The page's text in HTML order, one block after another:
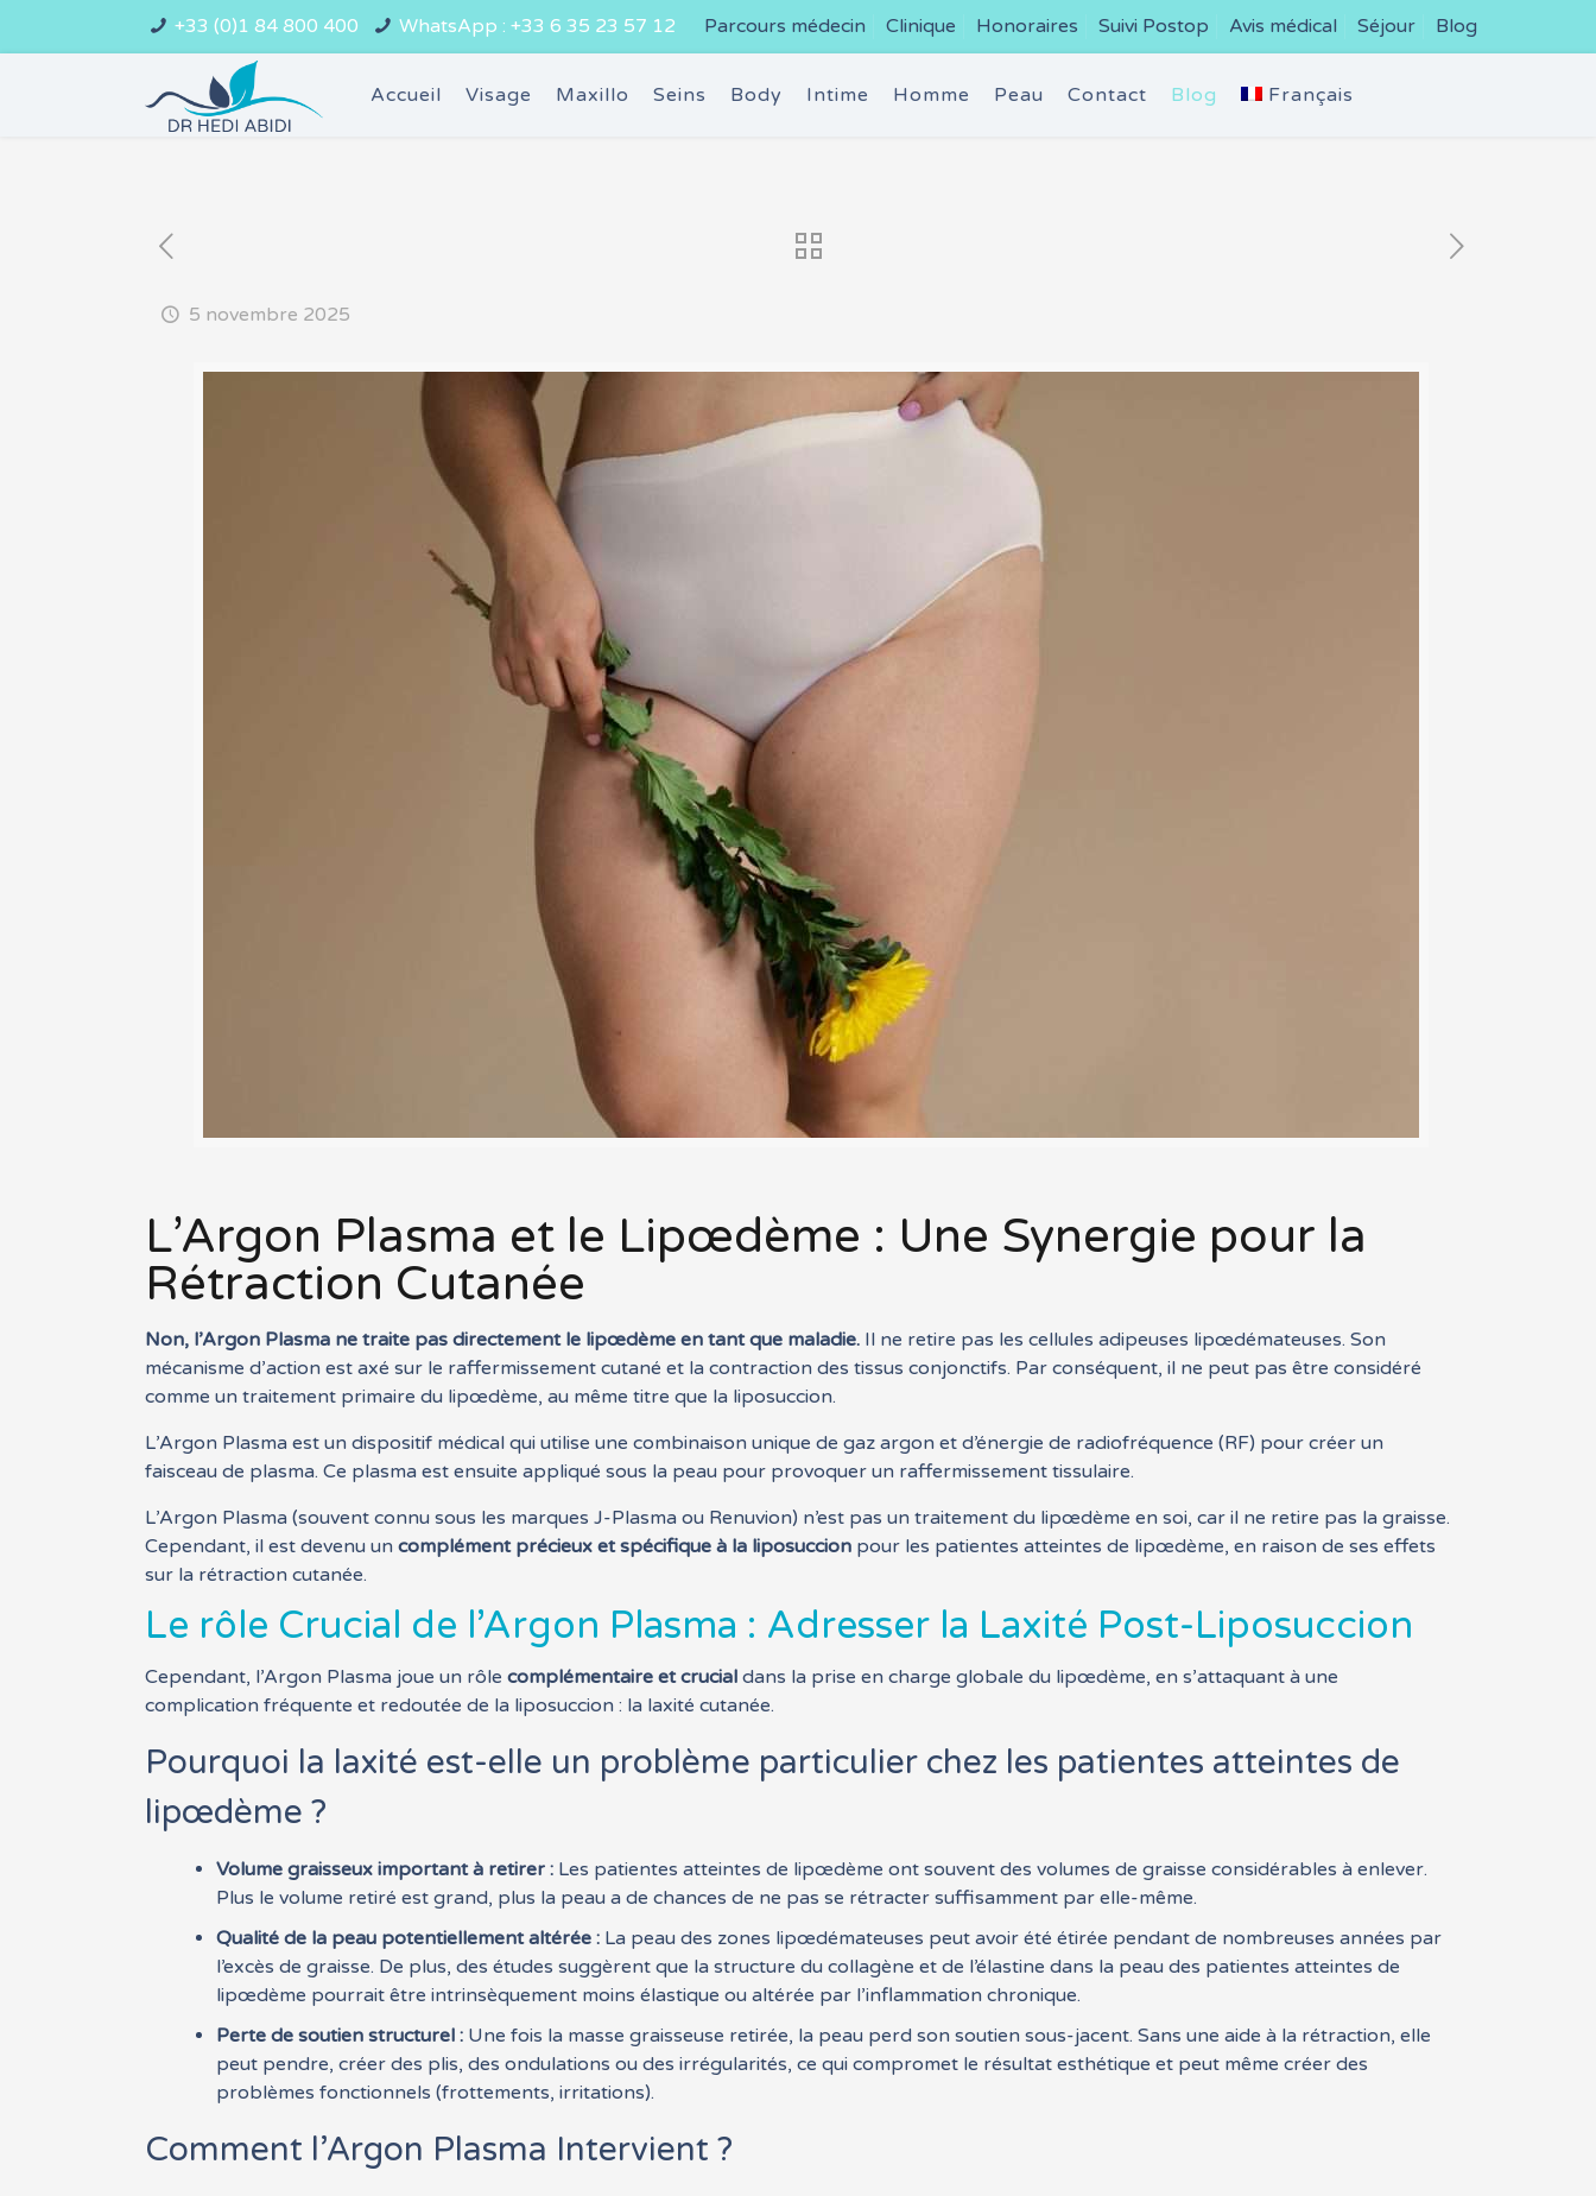
+33 (0)1 84 800 400 WhatsApp : +33 6 35 23 57 12 Parcours médecin Clinique Honoraires Suivi Postop Avis médical Séjour Blog
Accueil Visage Maxillo Seins Body Intime Homme Peau Contact Blog Français
5 novembre 2025
L’Argon Plasma et le Lipœdème : Une Synergie pour la
Rétraction Cutanée
Non, l’Argon Plasma ne traite pas directement le lipœdème en tant que maladie. Il ne retire pas les cellules adipeuses lipœdémateuses. Son
mécanisme d’action est axé sur le raffermissement cutané et la contraction des tissus conjonctifs. Par conséquent, il ne peut pas être considéré
comme un traitement primaire du lipœdème, au même titre que la liposuccion.
L’Argon Plasma est un dispositif médical qui utilise une combinaison unique de gaz argon et d’énergie de radiofréquence (RF) pour créer un
faisceau de plasma. Ce plasma est ensuite appliqué sous la peau pour provoquer un raffermissement tissulaire.
L’Argon Plasma (souvent connu sous les marques J-Plasma ou Renuvion) n’est pas un traitement du lipœdème en soi, car il ne retire pas la graisse.
Cependant, il est devenu uncomplément précieux et spécifique à la liposuccion pour les patientes atteintes de lipœdème, en raison de ses effets
sur la rétraction cutanée.
Le rôle Crucial de l’Argon Plasma : Adresser la Laxité Post-Liposuccion
Cependant, l’Argon Plasma joue un rôlecomplémentaire et crucial dans la prise en charge globale du lipœdème, en s’attaquant à une
complication fréquente et redoutée de la liposuccion : la laxité cutanée.
Pourquoi la laxité est-elle un problème particulier chez les patientes atteintes de
lipœdème ?
Volume graisseux important à retirer : Les patientes atteintes de lipœdème ont souvent des volumes de graisse considérables à enlever.
Plus le volume retiré est grand, plus la peau a de chances de ne pas se rétracter suffisamment par elle-même.
Qualité de la peau potentiellement altérée : La peau des zones lipœdémateuses peut avoir été étirée pendant de nombreuses années par
l’excès de graisse. De plus, des études suggèrent que la structure du collagène et de l’élastine dans la peau des patientes atteintes de
lipœdème pourrait être intrinsèquement moins élastique ou altérée par l’inflammation chronique.
Perte de soutien structurel : Une fois la masse graisseuse retirée, la peau perd son soutien sous-jacent. Sans une aide à la rétraction, elle
peut pendre, créer des plis, des ondulations ou des irrégularités, ce qui compromet le résultat esthétique et peut même créer des
problèmes fonctionnels (frottements, irritations).
Comment l’Argon Plasma Intervient ?